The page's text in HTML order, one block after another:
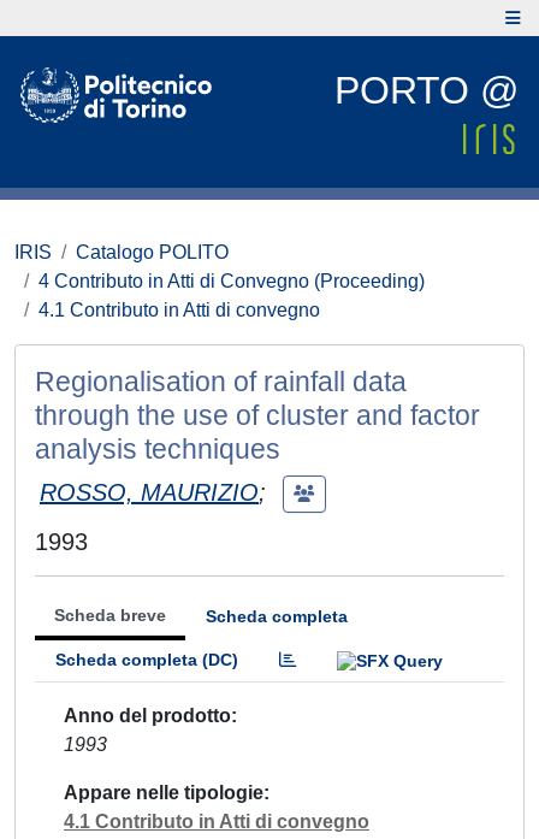
PORTO @
IRIS
Catalogo POLITO
4 Contributo in Atti di Convegno (Proceeding)
4.1 Contributo in Atti di convegno
Regionalisation of rainfall data
through the use of cluster and factor
analysis techniques
ROSSO, MAURIZIO;
1993
Scheda breve Scheda completa
Scheda completa (DC)
Anno del prodotto
1993
Appare nelle tipologie
4.1 Contributo in Atti di convegno